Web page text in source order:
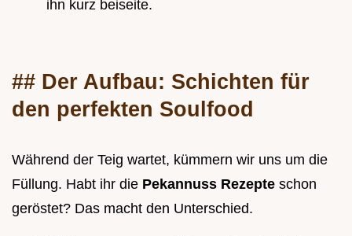
ihn kurz beiseite.
## Der Aufbau: Schichten für
den perfekten Soulfood
Während der Teig wartet, kümmern wir uns um die
Füllung. Habt ihr die Pekannuss Rezepte schon
geröstet? Das macht den Unterschied.